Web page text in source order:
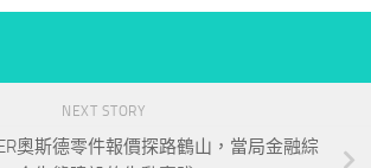
NEXT STORY
奧斯德零件報價探路鶴山，當局金融綜